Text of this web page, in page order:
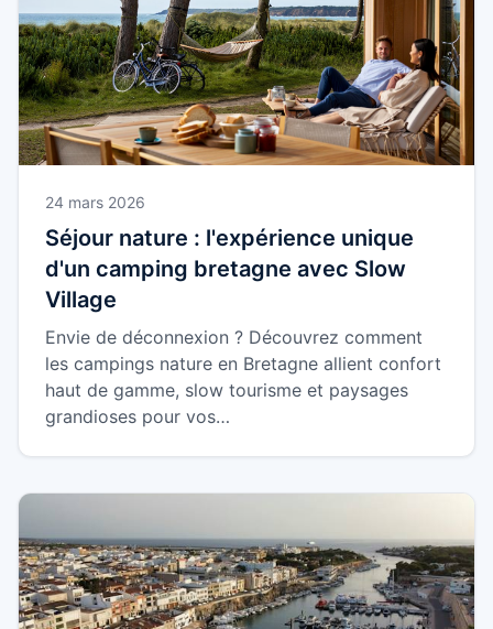
24 mars 2026
Séjour nature : l'expérience unique
d'un camping bretagne avec Slow
Village
Envie de déconnexion ? Découvrez comment
les campings nature en Bretagne allient confort
haut de gamme, slow tourisme et paysages
grandioses pour vos…